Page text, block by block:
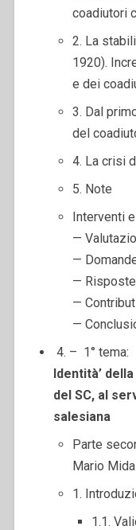
coadiutori
2. La
1920).
e dei
3. Dal
del
4. La crisi
5. Note
Interventi
—
—
—
—
—
4. – 1° tema:
Identità’
del SC, al
salesiana
Parte
Mario
1.
1.1.